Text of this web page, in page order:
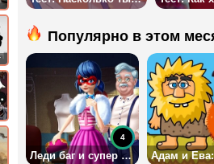
Популярно в этом
Леди баг и супер кот: пестрый гардероб
4